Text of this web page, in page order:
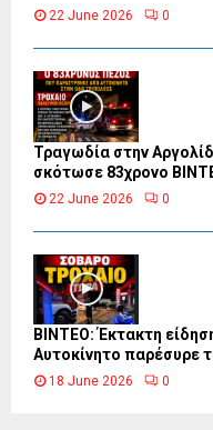
22 June 2026 0
Τραγωδία στην
σκότωσε 83χρονο
22 June 2026 0
ΒΙΝΤΕΟ: Έκτακτη
Αυτοκίνητο παρέσυρε
18 June 2026 0